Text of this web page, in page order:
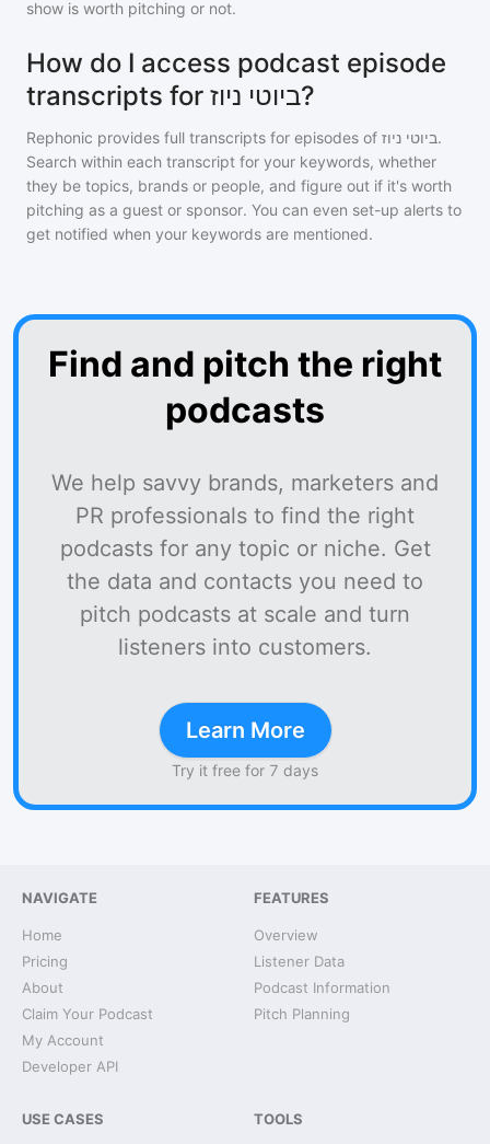
show is worth pitching or not.
How do I access podcast episode
transcripts for ביוטי ניוז?
Rephonic provides full transcripts for episodes of ביוטי ניוז.
Search within each transcript for your keywords, whether
they be topics, brands or people, and figure out if it's worth
pitching as a guest or sponsor. You can even set-up alerts to
get notified when your keywords are mentioned.
Find and pitch the right
podcasts
We help savvy brands, marketers and
PR professionals to find the right
podcasts for any topic or niche. Get
the data and contacts you need to
pitch podcasts at scale and turn
listeners into customers.
Learn More
Try it free for 7 days
NAVIGATE
Home
Pricing
About
Claim Your Podcast
My Account
Developer API
FEATURES
Overview
Listener Data
Podcast Information
Pitch Planning
USE CASES TOOLS